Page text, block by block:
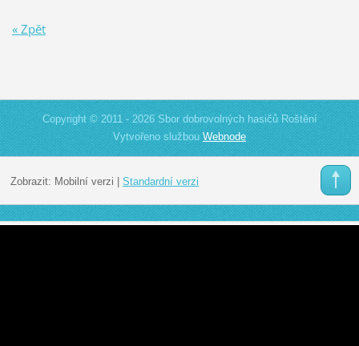
« Zpět
Copyright © 2011 - 2026 Sbor dobrovolných hasičů Roštění
Vytvořeno službouWebnode
Zobrazit: Mobilní verzi | Standardní verzi